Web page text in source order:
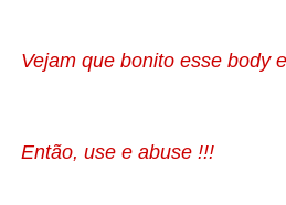
Vejam que bonito esse body
Então, use e abuse !!!